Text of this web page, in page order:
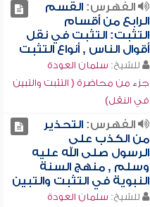
الفهرس:القسم
الرابع من أقسام
التثبت: التثبت في نقل
أقوال الناس , أنواع التثبت
للشيخ: سلمان العودة
جزء من محاضرة ( التثبت والتبين
في النقل)
الفهرس:التحذير
من الكذب على
الرسول صلى الله عليه
وسلم , منهج السنة
النبوية في التثبت والتبين
للشيخ: سلمان العودة